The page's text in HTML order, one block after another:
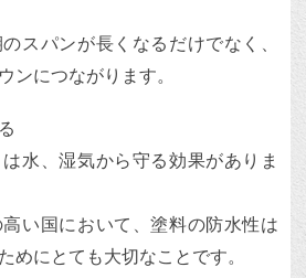
スパンが長くなるだけでなく、
ンにつながります。
水、湿気から守る効果がありま
い国において、塗料の防水性は
めにとても大切なことです。